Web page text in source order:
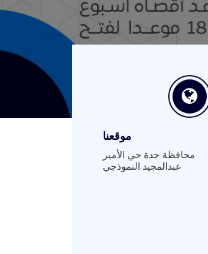
موقعنا
محافظة جدة حي الأمير
عبدالمجيد النموذجي